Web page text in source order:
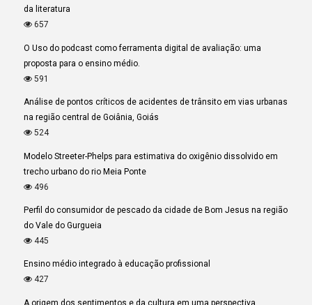
da literatura
657
O Uso do podcast como ferramenta digital de avaliação: uma
proposta para o ensino médio.
591
Análise de pontos críticos de acidentes de trânsito em vias urbanas
na região central de Goiânia, Goiás
524
Modelo Streeter-Phelps para estimativa do oxigênio dissolvido em
trecho urbano do rio Meia Ponte
496
Perfil do consumidor de pescado da cidade de Bom Jesus na região
do Vale do Gurgueia
445
Ensino médio integrado à educação profissional
427
A origem dos sentimentos e da cultura em uma perspectiva